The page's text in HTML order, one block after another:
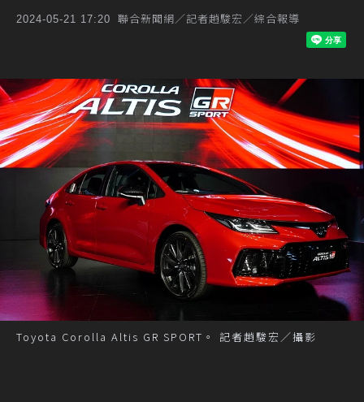
2024-05-21 17:20 聯合新聞網／記者趙駿宏／綜合報導
Toyota Corolla Altis GR SPORT。 記者趙駿宏／攝影